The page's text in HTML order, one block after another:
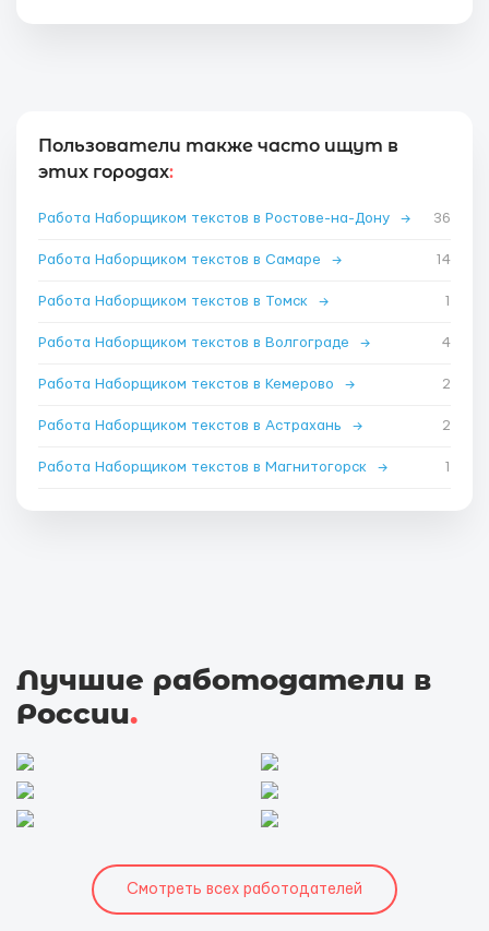
Пользователи также часто ищут в
этих городах:
Работа Наборщиком текстов в Ростове-на-Дону → 36
Работа Наборщиком текстов в Самаре → 14
Работа Наборщиком текстов в Томск → 1
Работа Наборщиком текстов в Волгограде → 4
Работа Наборщиком текстов в Кемерово → 2
Работа Наборщиком текстов в Астрахань → 2
Работа Наборщиком текстов в Магнитогорск → 1
Лучшие работодатели в
России.
Смотреть всех работодателей